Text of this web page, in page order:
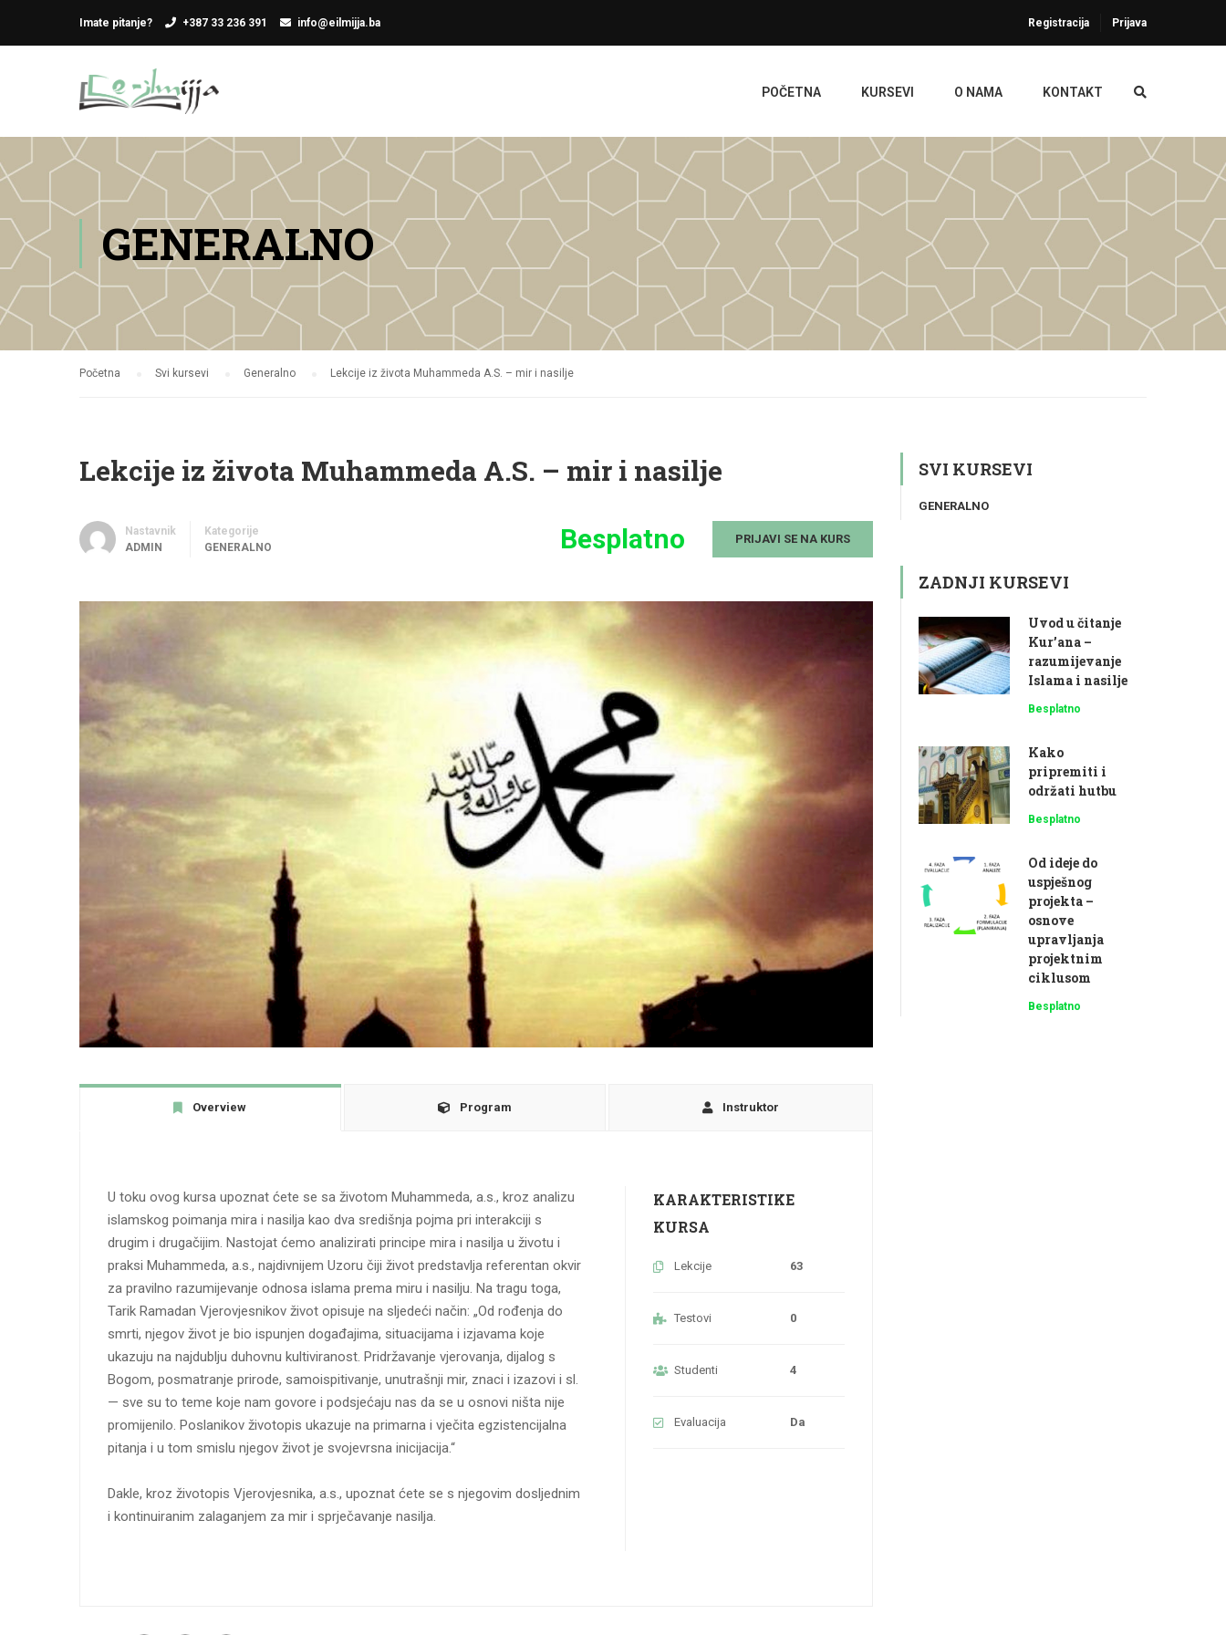
Imate pitanje? +387 33 236 391 info@eilmijja.ba Registracija Prijava
POČETNA KURSEVI O NAMA KONTAKT
GENERALNO
Početna Svi kursevi Generalno Lekcije iz života Muhammeda A.S. – mir i nasilje
Lekcije iz života Muhammeda A.S. – mir i nasilje
Nastavnik
ADMIN
Kategorije
GENERALNO
Besplatno PRIJAVI SE NA KURS
Overview Program Instruktor
U toku ovog kursa upoznat ćete se sa životom Muhammeda, a.s., kroz analizu
islamskog poimanja mira i nasilja kao dva središnja pojma pri interakciji s
drugim i drugačijim. Nastojat ćemo analizirati principe mira i nasilja u životu i
praksi Muhammeda, a.s., najdivnijem Uzoru čiji život predstavlja referentan okvir
za pravilno razumijevanje odnosa islama prema miru i nasilju. Na tragu toga,
Tarik Ramadan Vjerovjesnikov život opisuje na sljedeći način: „Od rođenja do
smrti, njegov život je bio ispunjen događajima, situacijama i izjavama koje
ukazuju na najdublju duhovnu kultiviranost. Pridržavanje vjerovanja, dijalog s
Bogom, posmatranje prirode, samoispitivanje, unutrašnji mir, znaci i izazovi i sl.
— sve su to teme koje nam govore i podsjećaju nas da se u osnovi ništa nije
promijenilo. Poslanikov životopis ukazuje na primarna i vječita egzistencijalna
pitanja i u tom smislu njegov život je svojevrsna inicijacija.“
Dakle, kroz životopis Vjerovjesnika, a.s., upoznat ćete se s njegovim dosljednim
i kontinuiranim zalaganjem za mir i sprječavanje nasilja.
KARAKTERISTIKE
KURSA
Lekcije 63
Testovi 0
Studenti 4
Evaluacija Da
SVI KURSEVI
GENERALNO
ZADNJI KURSEVI
Uvod u čitanje
Kur’ana –
razumijevanje
Islama i nasilje
Besplatno
Kako
pripremiti i
održati hutbu
Besplatno
Od ideje do
uspješnog
projekta –
osnove
upravljanja
projektnim
ciklusom
Besplatno